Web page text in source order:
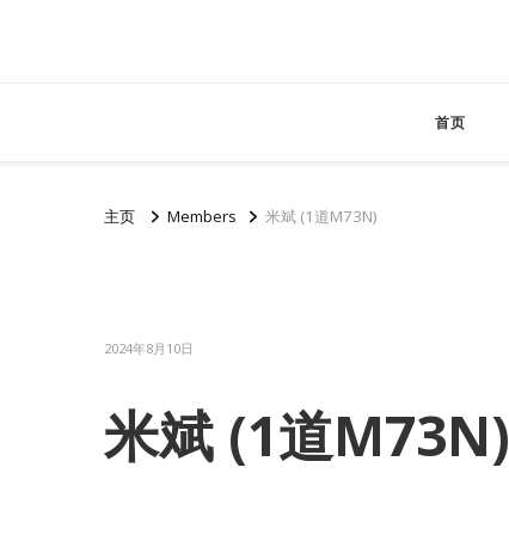
首页
主页 Members 米斌 (1道M73N)
2024年8月10日
米斌 (1道M73N)